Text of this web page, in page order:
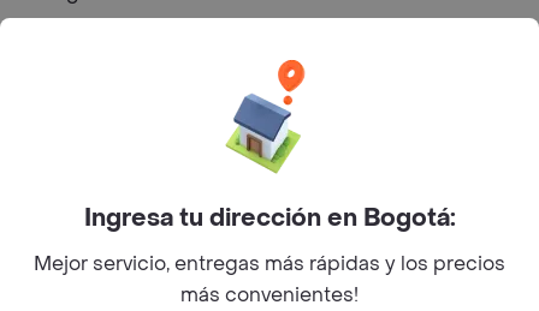
Facebook
Twitter
Instagram
©2026Rappi Inc. All rights reserved.
Ingresa tu dirección en Bogotá:
Mejor servicio, entregas más rápidas y los precios
más convenientes!